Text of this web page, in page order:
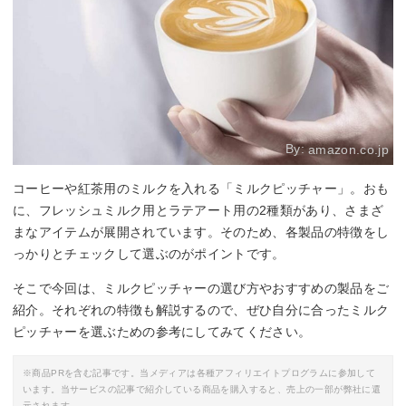
By:amazon.co.jp
コーヒーや紅茶用のミルクを入れる「ミルクピッチャー」。おも
に、フレッシュミルク用とラテアート用の2種類があり、さまざ
まなアイテムが展開されています。そのため、各製品の特徴をし
っかりとチェックして選ぶのがポイントです。
そこで今回は、ミルクピッチャーの選び方やおすすめの製品をご
紹介。それぞれの特徴も解説するので、ぜひ自分に合ったミルク
ピッチャーを選ぶための参考にしてみてください。
※商品PRを含む記事です。当メディアは各種アフィリエイトプログラムに参加して
います。当サービスの記事で紹介している商品を購入すると、売上の一部が弊社に還